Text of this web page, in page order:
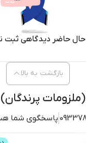
حال حاضر دیدگاهی ثبت
پرندگان)
پاسخگوی شما
بازگشت به بالا